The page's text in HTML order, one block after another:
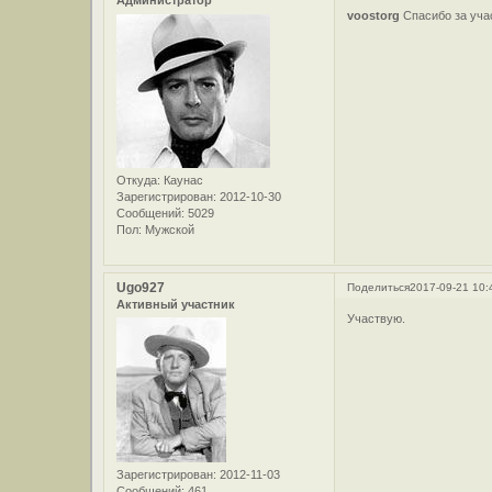
Откуда: Каунас
Зарегистрирован: 2012-10-30
Сообщений: 5029
Пол: Мужской
voostorg Спасибо за
Поделиться2017-09-21
Ugo927
Активный участник
Зарегистрирован: 2012-11-03
Участвую.